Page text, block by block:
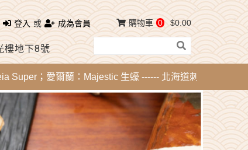
登入 或 成為會員
樓地下8號
購物車 0 $0.00
蘭：Majestic 生蠔 ------ 北海道刺身 - 活帶子，活北